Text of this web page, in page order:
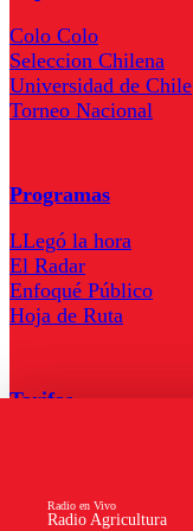
Radio Agricultura
Radio en Vivo
Colo Colo
Seleccion Chilena
Universidad de Chile
Torneo Nacional
Programas
LLegó la hora
El Radar
Enfoqué Público
Hoja de Ruta
Tarifas